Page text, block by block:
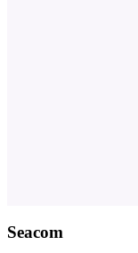
Seacom